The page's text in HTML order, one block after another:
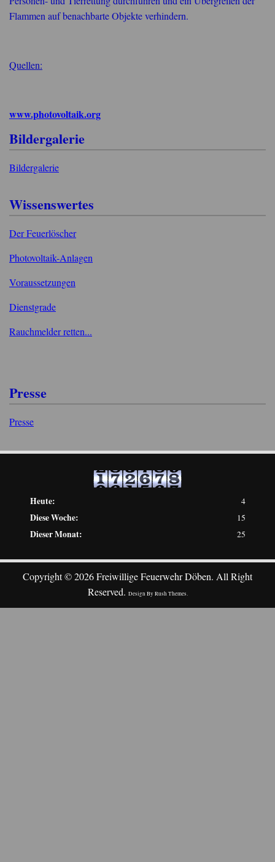
Flammen auf benachbarte Objekte verhindern.
Quellen:
www.photovoltaik.org
Bildergalerie
Bildergalerie
Wissenswertes
Der Feuerlöscher
Photovoltaik-Anlagen
Voraussetzungen
Dienstgrade
Rauchmelder retten...
Presse
Presse
Heute: 4
Diese Woche: 15
Dieser Monat: 25
Copyright © 2026 Freiwillige Feuerwehr Döben. All Right
Reserved. Design By Rush Themes.